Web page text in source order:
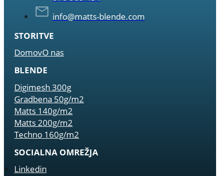
info@matts-blende.com
STORITVE
DomovO nas
BLENDE
Digimesh 300g
Gradbena 50g/m2
Matts 140g/m2
Matts 200g/m2
Techno 160g/m2
SOCIALNA OMREŽJA
Linkedin